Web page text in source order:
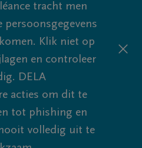
tracht men
persoonsgegevens
Klik niet op
en controleer
DELA
acties om dit te
tot phishing en
volledig uit te